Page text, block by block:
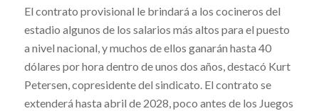
El contrato provisional le brindará a los cocineros del
estadio algunos de los salarios más altos para el puesto
a nivel nacional, y muchos de ellos ganarán hasta 40
dólares por hora dentro de unos dos años, destacó Kurt
Petersen, copresidente del sindicato. El contrato se
extenderá hasta abril de 2028, poco antes de los Juegos